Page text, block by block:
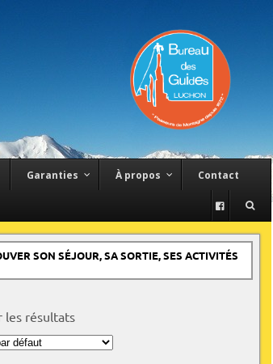
Garanties À propos Contact
SON SÉJOUR, SA SORTIE, SES ACTIVITÉS
les résultats